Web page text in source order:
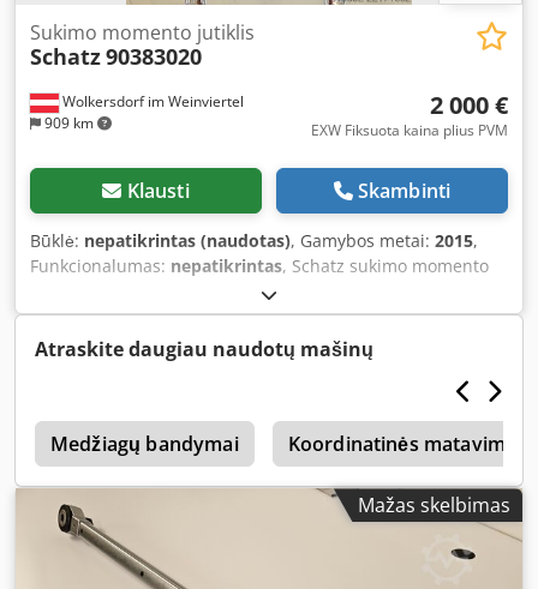
Wolkersdorf im Weinviertel
909 km
Sukimo momento jutiklis
Schatz90383020
2 000 €
EXW Fiksuota kaina plius PVM
Klausti Skambinti
Būklė: nepatikrintas (naudotas), Gamybos metai: 2015,
Funkcionalumas: nepatikrintas, Schatz sukimo momento
matuoklis 2000 Nm medinėje dėžėje, nepatikrintas Dsdpfx
Aozfxqpjkksck
Atraskite daugiau naudotų mašinų
Medžiagų bandymai Koordinatinės matavimo
Mažas skelbimas